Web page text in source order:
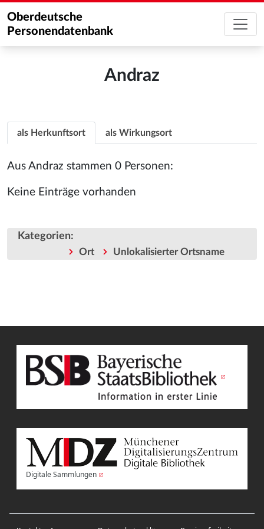
Oberdeutsche
Personendatenbank
Andraz
als Herkunftsort als Wirkungsort
Aus Andraz stammen 0 Personen:
Keine Einträge vorhanden
Kategorien:
Ort Unlokalisierter Ortsname
Digitale Sammlungen